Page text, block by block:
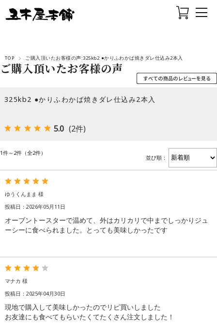
TOP ご購入頂いたお客様の声:325kb2 ●かりふわかば焼きダレ仕込み2本入
ご購入頂いたお客様の声
325kb2 ●かりふわかば焼きダレ仕込み2本入
5.0 (2件)
1件～2件（全2件）
並び順：
ゆうくんまま 様
投稿日：2026年05月11日
オーブントースターで温めて、外はカリカリで中までしっかりジュ
ーシーに食べられました。とっても美味しかったです
マナカ 様
投稿日：2025年04月30日
現地で購入して美味しかったのでリピ買いしました
お友達にも食べてもらいたくてたくさん注文しました！